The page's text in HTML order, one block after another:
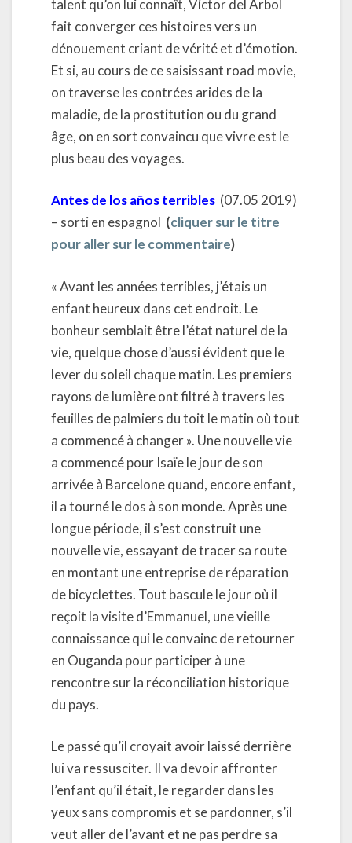
talent qu’on lui connaît, Víctor del Árbol
fait converger ces histoires vers un
dénouement criant de vérité et d’émotion.
Et si, au cours de ce saisissant road movie,
on traverse les contrées arides de la
maladie, de la prostitution ou du grand
âge, on en sort convaincu que vivre est le
plus beau des voyages.
Antes de los años terribles (07.05 2019)
– sorti en espagnol (cliquer sur le titre
pour aller sur le commentaire)
« Avant les années terribles, j’étais un
enfant heureux dans cet endroit. Le
bonheur semblait être l’état naturel de la
vie, quelque chose d’aussi évident que le
lever du soleil chaque matin. Les premiers
rayons de lumière ont filtré à travers les
feuilles de palmiers du toit le matin où tout
a commencé à changer ». Une nouvelle vie
a commencé pour Isaïe le jour de son
arrivée à Barcelone quand, encore enfant,
il a tourné le dos à son monde. Après une
longue période, il s’est construit une
nouvelle vie, essayant de tracer sa route
en montant une entreprise de réparation
de bicyclettes. Tout bascule le jour où il
reçoit la visite d’Emmanuel, une vieille
connaissance qui le convainc de retourner
en Ouganda pour participer à une
rencontre sur la réconciliation historique
du pays.
Le passé qu’il croyait avoir laissé derrière
lui va ressusciter. Il va devoir affronter
l’enfant qu’il était, le regarder dans les
yeux sans compromis et se pardonner, s’il
veut aller de l’avant et ne pas perdre sa